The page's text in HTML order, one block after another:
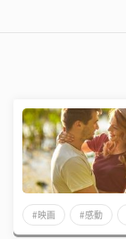
#映画 #感動